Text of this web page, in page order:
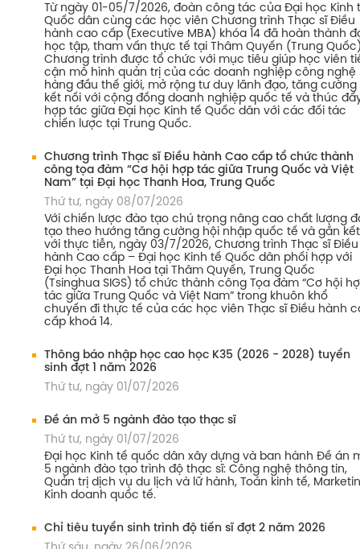
Từ ngày 01-05/7/2026, đoàn công tác của Đại học Kinh
Quốc dân cùng các học viên Chương trình Thạc sĩ Điều
hành cao cấp (Executive MBA) khóa 14 đã hoàn thành
học tập, tham vấn thực tế tại Thâm Quyến (Trung
Chương trình được tổ chức với mục tiêu giúp học viên
cận mô hình quản trị của các doanh nghiệp công nghệ
hàng đầu thế giới, mở rộng tư duy lãnh đạo, tăng cường
kết nối với cộng đồng doanh nghiệp quốc tế và thúc
hợp tác giữa Đại học Kinh tế Quốc dân với các đối tác
chiến lược tại Trung Quốc.
Chương trình Thạc sĩ Điều hành Cao cấp tổ chức thành
công tọa đàm “Cơ hội hợp tác giữa Trung Quốc và Việt
Nam” tại Đại học Thanh Hoa, Trung Quốc
Thứ tư, ngày 08/07/2026
Với chiến lược đào tạo chú trọng nâng cao chất lượng
tạo theo hướng tăng cường hội nhập quốc tế và gắn kết
với thực tiễn, ngày 03/7/2026, Chương trình Thạc sĩ Điều
hành Cao cấp – Đại học Kinh tế Quốc dân phối hợp với
Đại học Thanh Hoa tại Thâm Quyến, Trung Quốc
(Tsinghua SIGS) tổ chức thành công Tọa đàm “Cơ hội
tác giữa Trung Quốc và Việt Nam” trong khuôn khổ
chuyến đi thực tế của các học viên Thạc sĩ Điều hành
cấp khoá 14.
Thông báo nhập học cao học K35 (2026 - 2028) tuyển
sinh đợt 1 năm 2026
Thứ tư, ngày 01/07/2026
Đề án mở 5 ngành đào tạo thạc sĩ
Thứ tư, ngày 01/07/2026
Đại học Kinh tế quốc dân xây dựng và ban hành Đề án
5 ngành đào tạo trình độ thạc sĩ: Công nghệ thông tin,
Quản trị dịch vụ du lịch và lữ hành, Toán kinh tế,
Kinh doanh quốc tế.
Chỉ tiêu tuyển sinh trình độ tiến sĩ đợt 2 năm 2026